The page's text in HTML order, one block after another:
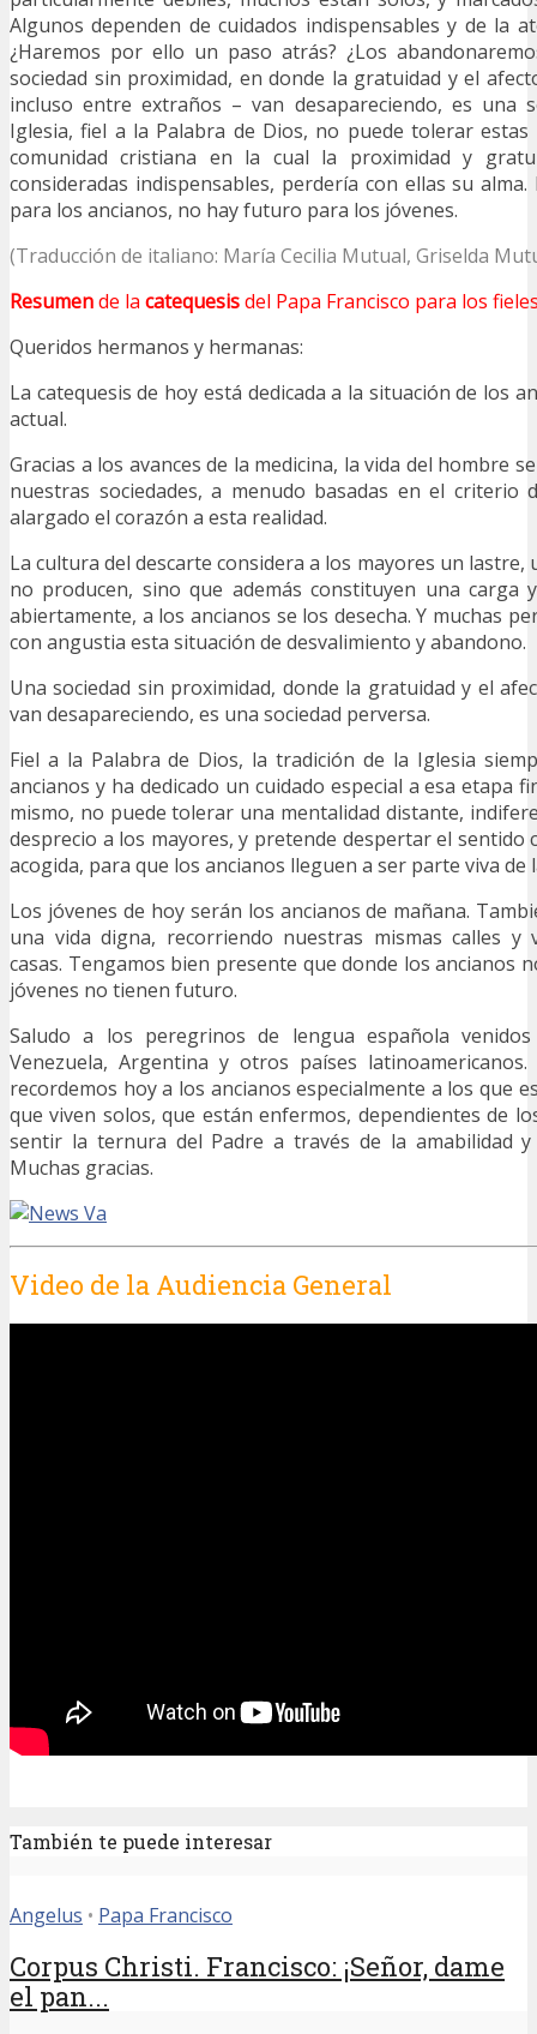
Algunos dependen de cuidados indispensables y de la
¿Haremos por ello un paso atrás? ¿Los
sociedad sin proximidad, en donde la gratuidad y el
incluso entre extraños – van desapareciendo, es una
Iglesia, fiel a la Palabra de Dios, no puede tolerar estas
comunidad cristiana en la cual la proximidad y
consideradas indispensables, perdería con ellas su
para los ancianos, no hay futuro para los jóvenes.
(Traducción de italiano: María Cecilia Mutual, Griselda
Resumende la catequesisdel Papa Francisco para los
Queridos hermanos y hermanas:
La catequesis de hoy está dedicada a la situación de los
actual.
Gracias a los avances de la medicina, la vida del hombre
nuestras sociedades, a menudo basadas en el criterio
alargado el corazón a esta realidad.
La cultura del descarte considera a los mayores un lastre,
no producen, sino que además constituyen una carga
abiertamente, a los ancianos se los desecha. Y muchas
con angustia esta situación de desvalimiento y abandono.
Una sociedad sin proximidad, donde la gratuidad y el
van desapareciendo, es una sociedad perversa.
Fiel a la Palabra de Dios, la tradición de la Iglesia
ancianos y ha dedicado un cuidado especial a esa etapa
mismo, no puede tolerar una mentalidad distante,
desprecio a los mayores, y pretende despertar el sentido
acogida, para que los ancianos lleguen a ser parte viva de
Los jóvenes de hoy serán los ancianos de mañana.
una vida digna, recorriendo nuestras mismas calles y
casas. Tengamos bien presente que donde los ancianos
jóvenes no tienen futuro.
Saludo a los peregrinos de lengua española venidos
Venezuela, Argentina y otros países
recordemos hoy a los ancianos especialmente a los que
que viven solos, que están enfermos, dependientes de
sentir la ternura del Padre a través de la amabilidad y
Muchas gracias.
Video de la Audiencia General
También te puede interesar
Angelus • Papa Francisco
Corpus Christi. Francisco: ¡Señor, dame
el pan...